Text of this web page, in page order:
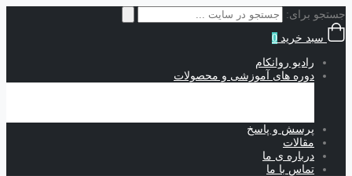
جستجو برای:
سبد خرید 0
رادیو روانکام
دوره های آموزشی و محصولات
پرسش و پاسخ
مقالات
درباره ی ما
تماس با ما